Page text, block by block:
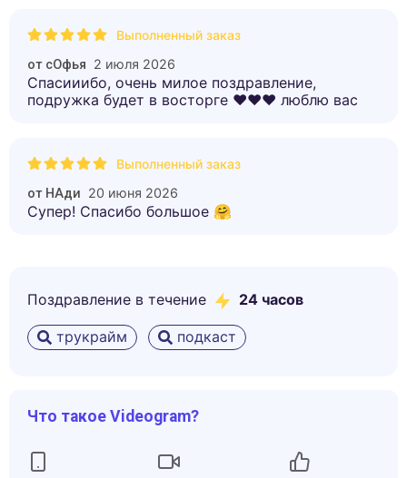
Выполненный заказ
от сОфья 2 июля 2026
Спасииибо, очень милое поздравление,
подружка будет в восторге ❤️❤️❤️ люблю вас
Выполненный заказ
от НАди 20 июня 2026
Супер! Спасибо большое 🤗
Поздравление в течение 24 часов
трукрайм подкаст
Что такое Videogram?